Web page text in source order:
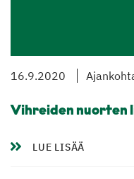
16.9.2020
Vihreiden nuorten
LUE LISÄÄ